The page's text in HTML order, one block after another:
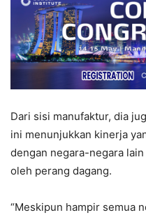
Dari sisi manufaktur, dia
ini menunjukkan kinerja
dengan negara-negara
oleh perang dagang.
“Meskipun hampir semua